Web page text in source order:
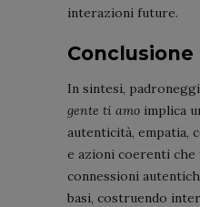
interazioni future.
Conclusione
In sintesi,
gente ti amo implica
autenticità, empatia,
e azioni coerenti che
connessioni
basi, costruendo